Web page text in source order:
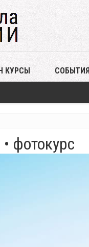
КУРСЫ СОБЫТИЯ
фотокурс